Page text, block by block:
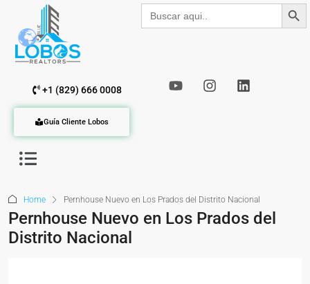
Buscar: Botón de
+1 (829) 666 0008
Guía Cliente Lobos
Home Pernhouse Nuevo en Los Prados del Distrito Nacional
Pernhouse Nuevo en Los Prados del
Distrito Nacional